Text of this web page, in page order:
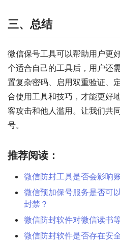
三、总结
微信保号工具可以帮助用户更
个适合自己的工具后，用户还
置复杂密码、启用双重验证、
合使用工具和技巧，才能更好
客攻击和他人滥用。让我们共
号。
推荐阅读：
微信防封工具是否会影响
微信预加保号服务是否可
封禁？
微信防封软件对微信读书
微信防封软件是否存在安